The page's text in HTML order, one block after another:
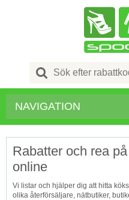
Search
for:
NAVIGATION
Rabatter och rea
online
Vi listar och hjälper dig att hitta
olika återförsäljare, nätbutiker,